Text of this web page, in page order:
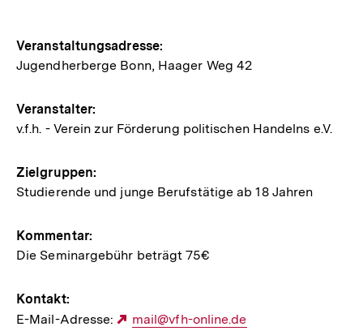
Hinweise
zur
Veranstaltung
Veranstaltungsadresse:
Jugendherberge Bonn, Haager Weg 42
Veranstalter:
v.f.h. - Verein zur Förderung politischen Handelns e.V.
Zielgruppen:
Studierende und junge Berufstätige ab 18 Jahren
Kommentar:
Die Seminargebühr beträgt 75€
Kontakt:
E-Mail-Adresse:
Externer
mail@vfh-online.de